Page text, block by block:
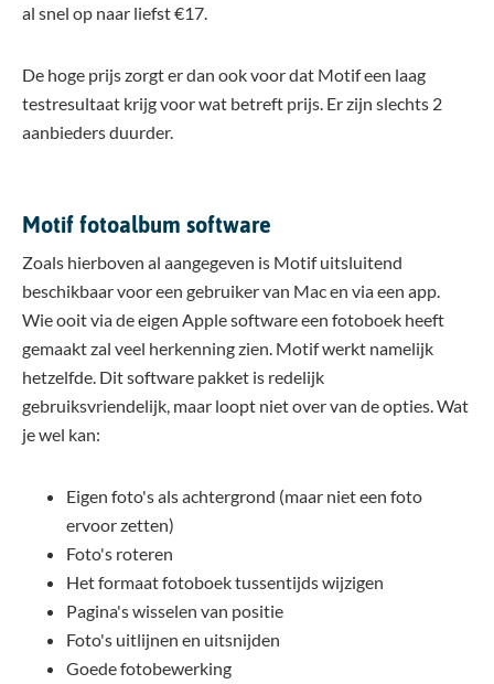
al snel op naar liefst €17.
De hoge prijs zorgt er dan ook voor dat Motif een laag
testresultaat krijg voor wat betreft prijs. Er zijn slechts 2
aanbieders duurder.
Motif fotoalbum software
Zoals hierboven al aangegeven is Motif uitsluitend
beschikbaar voor een gebruiker van Mac en via een app.
Wie ooit via de eigen Apple software een fotoboek heeft
gemaakt zal veel herkenning zien. Motif werkt namelijk
hetzelfde. Dit software pakket is redelijk
gebruiksvriendelijk, maar loopt niet over van de opties. Wat
je wel kan:
Eigen foto's als achtergrond (maar niet een foto
ervoor zetten)
Foto's roteren
Het formaat fotoboek tussentijds wijzigen
Pagina's wisselen van positie
Foto's uitlijnen en uitsnijden
Goede fotobewerking